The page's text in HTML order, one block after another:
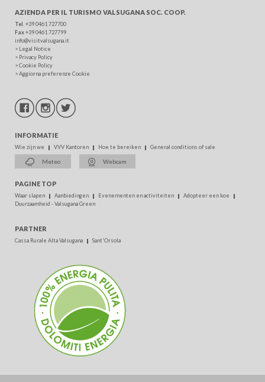
AZIENDA PER IL TURISMO VALSUGANA SOC. COOP.
Tel . +39 0461 727700
Fax+39 0461 727799
info@visitvalsugana.it
> Legal Notice
> Privacy Policy
>Cookie Policy
>Aggiorna preferenze Cookie
INFORMATIE
Wie zijn we VVV Kantoren Hoe te bereiken General conditions of sale
Meteo Webcam
PAGINE TOP
Waar slapen Aanbiedingen Evenementen en activiteiten
Adopteer een koe
Duurzaamheid - Valsugana Green
PARTNER
Cassa Rurale Alta Valsugana Sant'Orsola